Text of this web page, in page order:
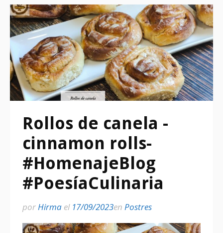
Rollos de canela -
cinnamon rolls-
#HomenajeBlog
#PoesíaCulinaria
porHirma el 17/09/2023en Postres